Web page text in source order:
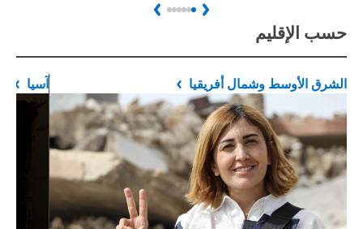
Previous
Next
حسب الإقليم
الشرق الأوسط وشمال أفريقيا آسيا